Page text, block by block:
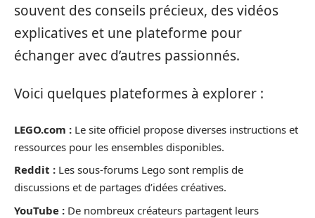
souvent des conseils précieux, des vidéos
explicatives et une plateforme pour
échanger avec d’autres passionnés.
Voici quelques plateformes à explorer :
LEGO.com : Le site officiel propose diverses instructions et
ressources pour les ensembles disponibles.
Reddit : Les sous-forums Lego sont remplis de
discussions et de partages d’idées créatives.
YouTube : De nombreux créateurs partagent leurs